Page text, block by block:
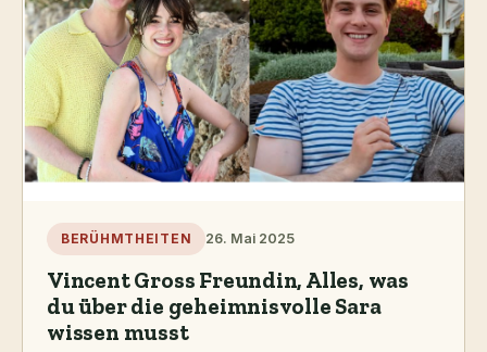
BERÜHMTHEITEN 26. Mai 2025
Vincent Gross Freundin, Alles, was
du über die geheimnisvolle Sara
wissen musst